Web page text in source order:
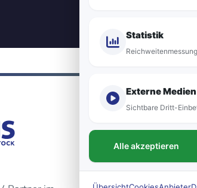
Statistik
Externe Medien
Sichtbare Dritt-
Alle akzeptieren